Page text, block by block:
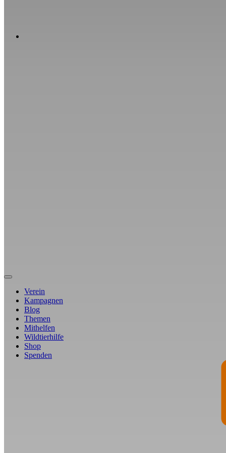
Verein
Kampagnen
Blog
Themen
Mithelfen
Wildtierhilfe
Shop
Spenden